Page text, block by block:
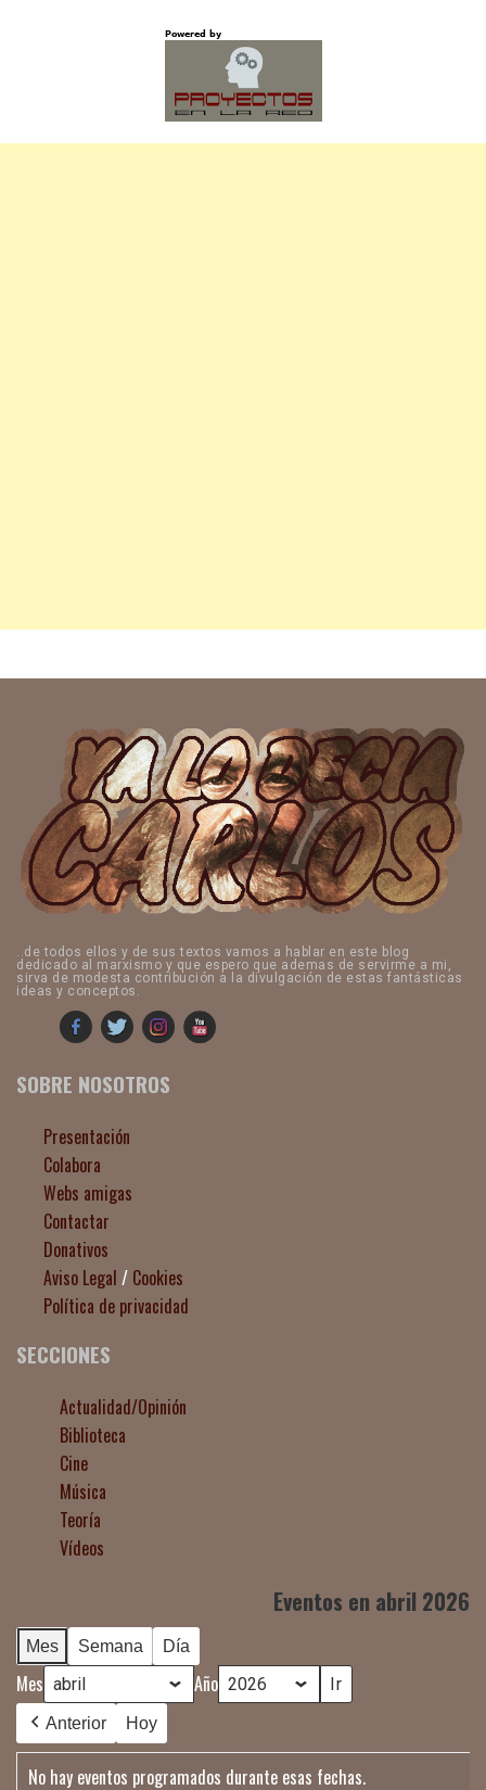
..de todos ellos y de sus textos vamos a hablar en este blog
dedicado al marxismo y que espero que ademas de servirme a mi,
sirva de modesta contribución a la divulgación de estas fantásticas
ideas y conceptos.
SOBRE NOSOTROS
Presentación
Colabora
Webs amigas
Contactar
Donativos
Aviso Legal / Cookies
Política de privacidad
SECCIONES
Actualidad/Opinión
Biblioteca
Cine
Música
Teoría
Vídeos
Eventos en abril 2026
Mes Semana Día
Mes Año
Anterior Hoy
No hay eventos programados durante esas fechas.